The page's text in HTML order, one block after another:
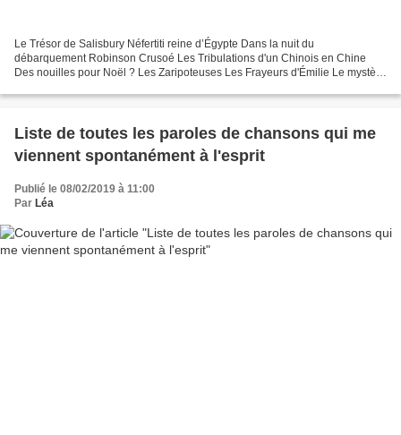
Le Trésor de Salisbury Néfertiti reine d’Égypte Dans la nuit du
débarquement Robinson Crusoé Les Tribulations d'un Chinois en Chine
Des nouilles pour Noël ? Les Zaripoteuses Les Frayeurs d'Émilie Le mystère
Liste de toutes les paroles de chansons qui me
viennent spontanément à l'esprit
Publié le 08/02/2019 à 11:00
Par Léa